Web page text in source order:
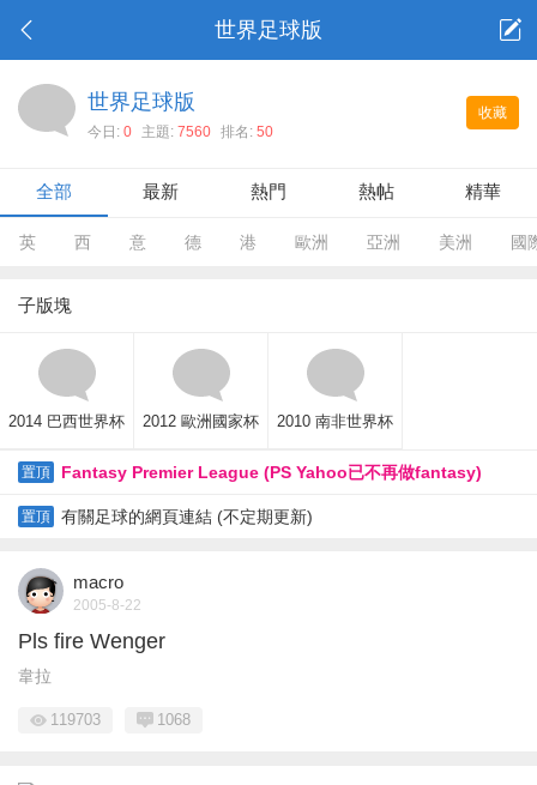
世界足球版
收藏
世界足球版
今日: 0 主題: 7560 排名: 50
全部 最新 熱門 熱帖 精華
英 西 意 德 港 歐洲 亞洲 美洲 國
子版塊
2014 巴西世界杯 2012 歐洲國家杯 2010 南非世界杯
置頂 Fantasy Premier League (PS Yahoo已不再做fantasy)
置頂 有關足球的網頁連結 (不定期更新)
macro
2005-8-22
Pls fire Wenger
韋拉
119703 1068